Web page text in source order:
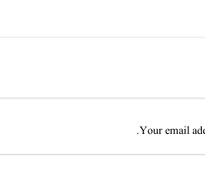
Your email